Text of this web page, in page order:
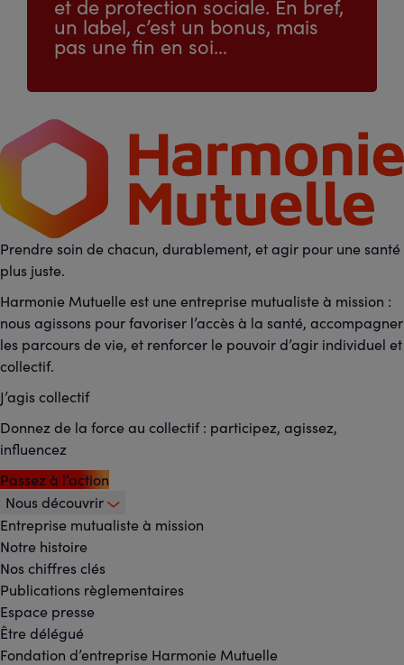
et de protection sociale. En bref,
un label, c’est un bonus, mais
pas une fin en soi…
Prendre soin de chacun, durablement, et agir pour une santé
plus juste.
Harmonie Mutuelle est une entreprise mutualiste à mission :
nous agissons pour favoriser l’accès à la santé, accompagner
les parcours de vie, et renforcer le pouvoir d’agir individuel et
collectif.
J’agis collectif
Donnez de la force au collectif : participez, agissez,
influencez
Passez à l’action
Footer
-
Menu
principal
Nous découvrir
Entreprise mutualiste à mission
Notre histoire
Nos chiffres clés
Publications règlementaires
Espace presse
Être délégué
Fondation d’entreprise Harmonie Mutuelle